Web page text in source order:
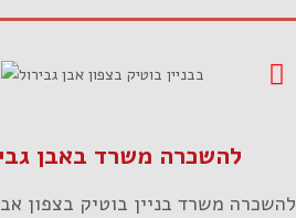
להשכרה משרד באבן
להשכרה משרד בניין בוטיק בצפון